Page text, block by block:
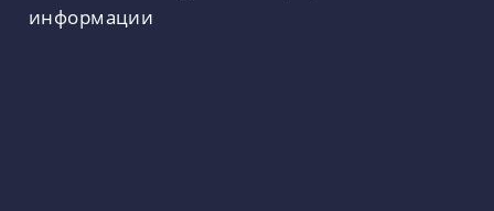
информации